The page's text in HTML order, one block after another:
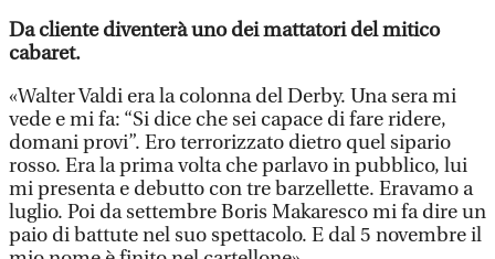
Da cliente diventerà uno dei mattatori del mitico
cabaret.
«Walter Valdi era la colonna del Derby. Una sera mi
vede e mi fa: “Si dice che sei capace di fare ridere,
domani provi”. Ero terrorizzato dietro quel sipario
rosso. Era la prima volta che parlavo in pubblico, lui
mi presenta e debutto con tre barzellette. Eravamo a
luglio. Poi da settembre Boris Makaresco mi fa dire un
paio di battute nel suo spettacolo. E dal 5 novembre il